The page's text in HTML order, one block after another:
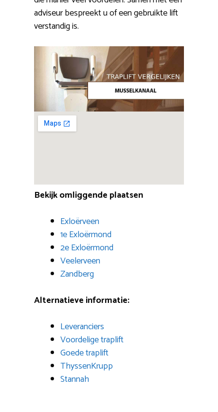
adviseur bespreekt u of een gebruikte lift
verstandig is.
Bekijk omliggende plaatsen
Exloërveen
1e Exloërmond
2e Exloërmond
Veelerveen
Zandberg
Alternatieve informatie:
Leveranciers
Voordelige traplift
Goede traplift
ThyssenKrupp
Stannah